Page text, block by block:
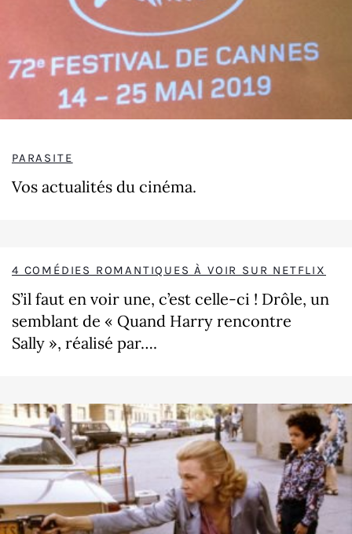
PARASITE
Vos actualités du cinéma.
4 COMÉDIES ROMANTIQUES À VOIR SUR NETFLIX
S’il faut en voir une, c’est celle-ci ! Drôle, un
semblant de « Quand Harry rencontre
Sally », réalisé par….